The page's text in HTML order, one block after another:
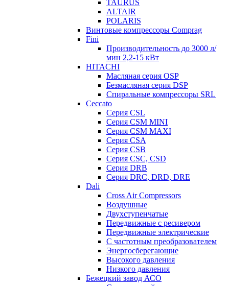
TAURUS
ALTAIR
POLARIS
Винтовые компрессоры Comprag
Fini
Производительность до 3000 л/
мин 2,2-15 кВт
HITACHI
Масляная серия OSP
Безмасляная серия DSP
Спиральные компрессоры SRL
Ceccato
Серия CSL
Серия CSM MINI
Серия CSM MAXI
Серия CSA
Серия CSB
Серия CSC, CSD
Серия DRB
Серия DRC, DRD, DRE
Dali
Cross Air Compressors
Воздушные
Двухступенчатые
Передвижные с ресивером
Передвижные электрические
С частотным преобразователем
Энергосберегающие
Высокого давления
Низкого давления
Бежецкий завод АСО